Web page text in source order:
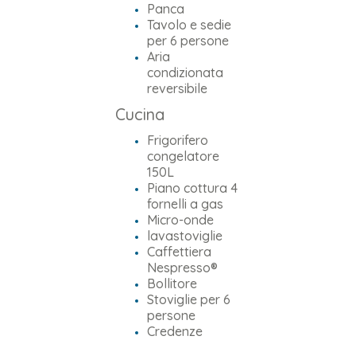
Panca
Tavolo e sedie
per 6 persone
Aria
condizionata
reversibile
Cucina
Frigorifero
congelatore
150L
Piano cottura 4
fornelli a gas
Micro-onde
lavastoviglie
Caffettiera
Nespresso®
Bollitore
Stoviglie per 6
persone
Credenze